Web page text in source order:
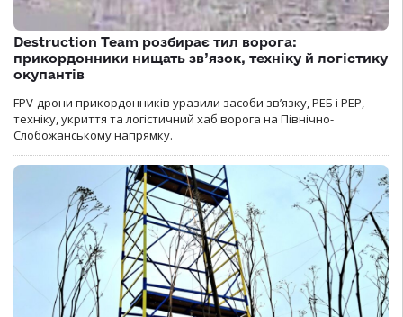
Destruction Team розбирає тил ворога:
прикордонники нищать зв’язок, техніку й логістику
окупантів
FPV-дрони прикордонників уразили засоби зв’язку, РЕБ і РЕР,
техніку, укриття та логістичний хаб ворога на Північно-
Слобожанському напрямку.